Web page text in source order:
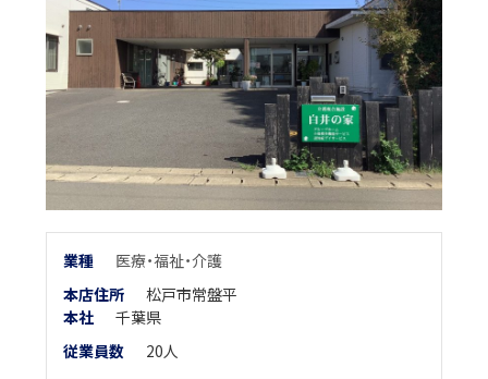
業種
医療・福祉・介護
本店住所
松戸市常盤平
本社
千葉県
従業員数
20人